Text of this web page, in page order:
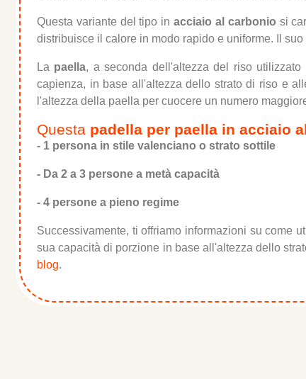
Questa variante del tipo inacciaio al carbonio si
distribuisce il calore in modo rapido e uniforme. Il
La paella, a seconda dell'altezza del riso
capienza, in base all'altezza dello strato di riso e
l'altezza della paella per cuocere un numero
Questa padella per paella in acciaio
- 1 persona in stile valenciano o strato sottile
- Da 2 a 3 persone a metà capacità
- 4 persone a pieno regime
Successivamente, ti offriamo informazioni su come
sua capacità di porzione in base all'altezza dello
blog.